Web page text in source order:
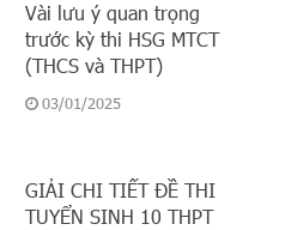
Vài lưu ý quan trọng
trước kỳ thi HSG MTCT
(THCS và THPT)
03/01/2025
GIẢI CHI TIẾT ĐỀ THI
TUYỂN SINH 10 THPT